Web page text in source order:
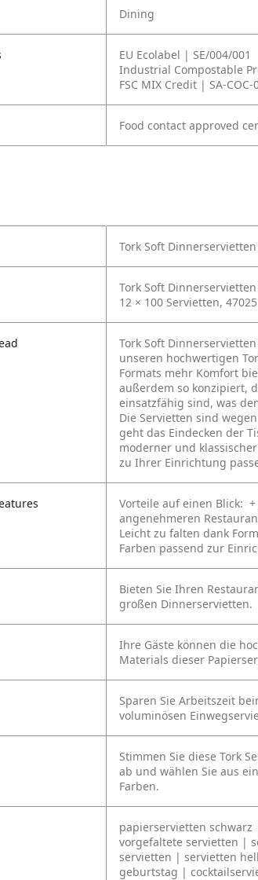
Dining
EU Ecolabel | SE/004/001
Industrial Compostable
FSC MIX Credit | SA-COC-
Food contact approved
Tork Soft
Tork Soft Dinnerservietten
12 × 100 Servietten,
Tork Soft
unseren hochwertigen
Formats mehr Komfort
außerdem so konzipiert,
einsatzfähig sind, was
Die Servietten sind
geht das Eindecken der
moderner und
zu Ihrer Einrichtung
Vorteile auf einen Blick:
angenehmeren
Leicht zu falten dank
Farben passend zur
Bieten Sie Ihren
großen Dinnerservietten.
Ihre Gäste können die
Materials dieser
Sparen Sie Arbeitszeit
voluminösen
Stimmen Sie diese Tork
ab und wählen Sie aus
Farben.
papierservietten
vorgefaltete servietten |
servietten | servietten
geburtstag |